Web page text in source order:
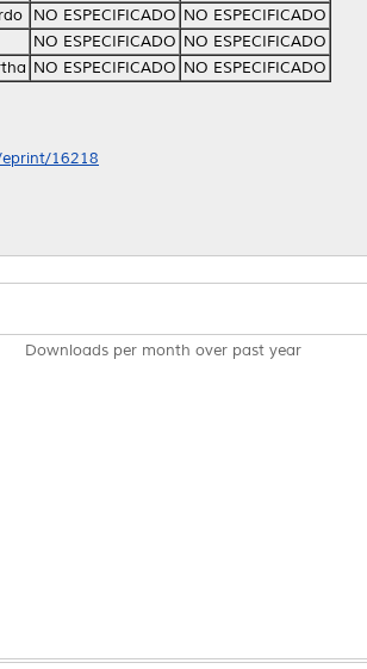
NO ESPECIFICADO NO ESPECIFICADO
NO ESPECIFICADO NO ESPECIFICADO
NO ESPECIFICADO NO ESPECIFICADO
16218
Downloads per month over past year